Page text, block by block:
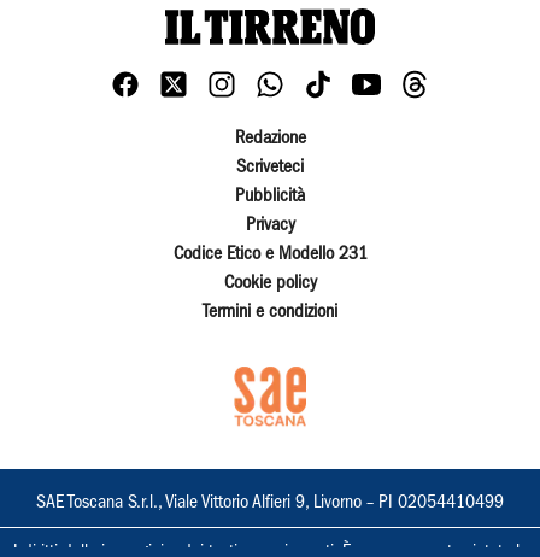
Redazione
Scriveteci
Pubblicità
Privacy
Codice Etico e Modello 231
Cookie policy
Termini e condizioni
SAE Toscana S.r.l., Viale Vittorio Alfieri 9, Livorno – PI 02054410499
I diritti delle immagini e dei testi sono riservati. È espressamente vietata la